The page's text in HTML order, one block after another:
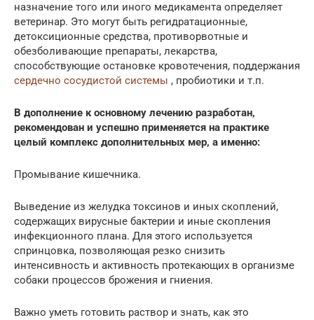
назначение того или иного медикамента определяет
ветеринар. Это могут быть регидратационные,
детоксиционные средства, противорвотные и
обезболивающие препараты, лекарства,
способствующие остановке кровотечения, поддержания
сердечно сосудистой системы , пробиотики и т.п.
В дополнение к основному лечению разработан,
рекомендован и успешно применяется на практике
целый комплекс дополнительных мер, а именно:
Промывание кишечника.
Выведение из желудка токсинов и иных скоплений,
содержащих вирусные бактерии и иные скопления
инфекционного плана. Для этого используется
спринцовка, позволяющая резко снизить
интенсивность и активность протекающих в организме
собаки процессов брожения и гниения.
Важно уметь готовить раствор и знать, как это